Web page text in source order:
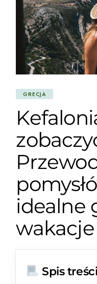
GRECJA
idealne
wakacje
Spis treści